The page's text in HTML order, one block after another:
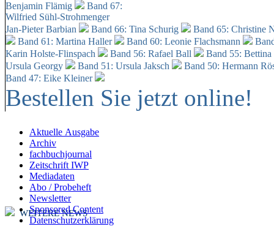
Benjamin Flämig
Band 67:
Wilfried Sühl-Strohmenger
Jan-Pieter Barbian
Band 66: Tina Schurig
Band 65: Christine
Band 61: Martina Haller
Band 60: Leonie Flachsmann
Karin Holste-Flinspach
Band 56: Rafael Ball
Band 55:
Ursula Georgy
Band 51: Ursula Jaksch Band 50: Hermann
Band 47: Eike Kleiner
Bestellen Sie jetzt online!
Aktuelle Ausgabe
Archiv
fachbuchjournal
Zeitschrift IWP
Mediadaten
Abo / Probeheft
Newsletter
Sponsored Content
Datenschutzerklärung
WEITERE NEWS